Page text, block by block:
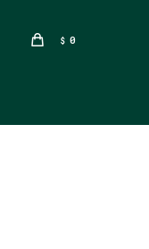
$ 0